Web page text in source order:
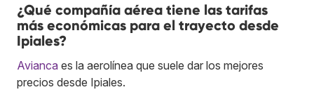
¿Qué compañía aérea tiene las tarifas
más económicas para el trayecto desde
Ipiales?
Avianca es la aerolínea que suele dar los mejores
precios desde Ipiales.